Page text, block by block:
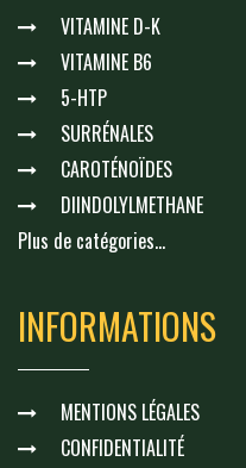
VITAMINE D-K
VITAMINE B6
5-HTP
SURRÉNALES
CAROTÉNOÏDES
DIINDOLYLMETHANE
Plus de catégories...
INFORMATIONS
MENTIONS LÉGALES
CONFIDENTIALITÉ